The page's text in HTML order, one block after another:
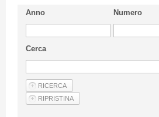
Linee Guida
Privacy Policy
Articoli
Anno Numero
Cerca